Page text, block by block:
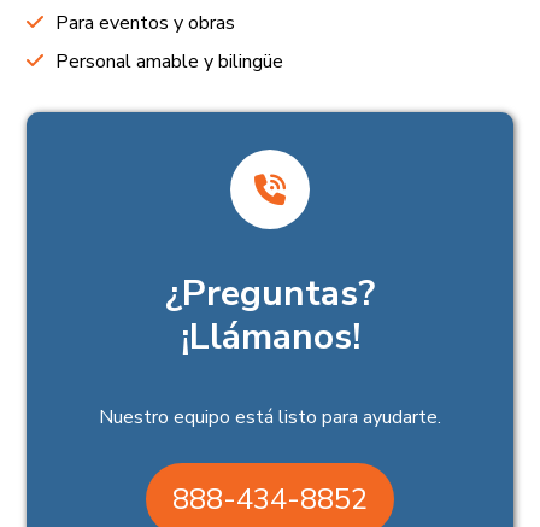
Para eventos y obras
Personal amable y bilingüe
¿Preguntas?
¡Llámanos!
Nuestro equipo está listo para ayudarte.
888-434-8852